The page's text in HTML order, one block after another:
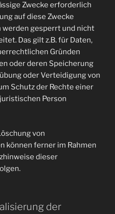
Zwecke erforderlich
auf diese Zwecke
werden gesperrt und nicht
Das gilt z.B. für Daten,
Gründen
oder deren Speicherung
oder Verteidigung von
Schutz der Rechte einer
Person
von
können ferner im Rahmen
dieser
der